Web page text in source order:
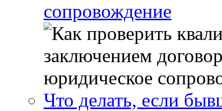
сопровождение
Что делать, если